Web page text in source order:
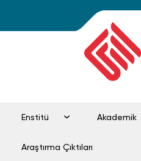
Enstitü Akademik
Araştırma Çıktıları